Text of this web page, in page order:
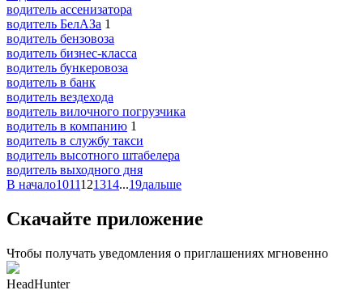
водитель ассенизатора
водитель БелАЗа 1
водитель бензовоза
водитель бизнес-класса
водитель бункеровоза
водитель в банк
водитель вездехода
водитель вилочного погрузчика
водитель в компанию 1
водитель в службу такси
водитель высотного штабелера
водитель выходного дня
В начало1011121314...19дальше
Скачайте приложение
Чтобы получать уведомления о приглашениях мгновенно
HeadHunter